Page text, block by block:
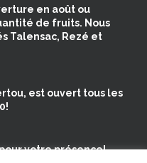
en août ou
de fruits. Nous
Talensac, Rezé et
est ouvert tous les
votre présence!